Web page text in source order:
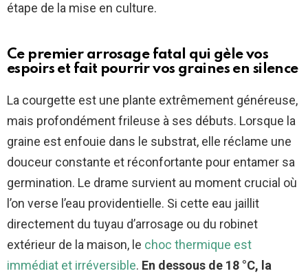
étape de la mise en culture.
Ce premier arrosage fatal qui gèle vos
espoirs et fait pourrir vos graines en silence
La courgette est une plante extrêmement généreuse,
mais profondément frileuse à ses débuts. Lorsque la
graine est enfouie dans le substrat, elle réclame une
douceur constante et réconfortante pour entamer sa
germination. Le drame survient au moment crucial où
l’on verse l’eau providentielle. Si cette eau jaillit
directement du tuyau d’arrosage ou du robinet
extérieur de la maison, le choc thermique est
immédiat et irréversible. En dessous de 18 °C, la